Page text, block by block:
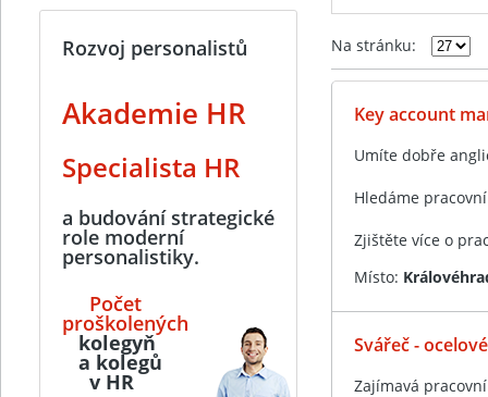
Na stránku:
Key account
Umíte dobře
Hledáme
Zjištěte více o
Místo:
Svářeč -
Zajímavá
Rozvoj personalistů
Akademie HR
Specialista HR
a budování strategické
role moderní
personalistiky.
Počet
proškolených
kolegyň
a kolegů
v HR